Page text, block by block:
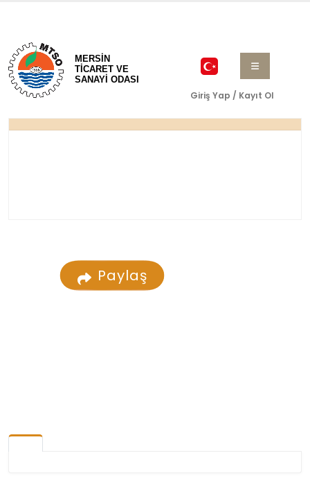
MERSİN
TİCARET VE
SANAYİ ODASI
Giriş Yap / Kayıt Ol
Paylaş